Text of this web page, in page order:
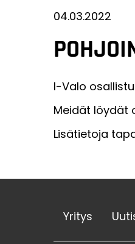
04.03.2022
I-Valo
Meidät löydät
Lisätietoja
Yritys